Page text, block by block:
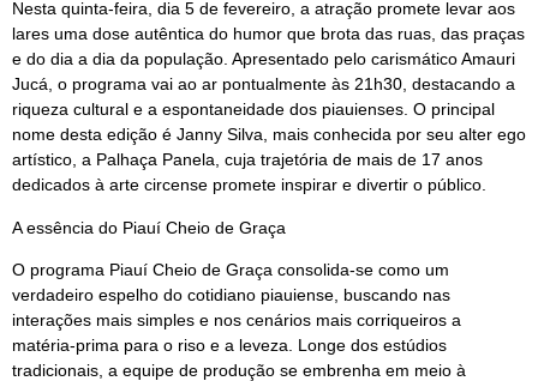
Nesta quinta-feira, dia 5 de fevereiro, a atração promete levar aos
lares uma dose autêntica do humor que brota das ruas, das praças
e do dia a dia da população. Apresentado pelo carismático Amauri
Jucá, o programa vai ao ar pontualmente às 21h30, destacando a
riqueza cultural e a espontaneidade dos piauienses. O principal
nome desta edição é Janny Silva, mais conhecida por seu alter ego
artístico, a Palhaça Panela, cuja trajetória de mais de 17 anos
dedicados à arte circense promete inspirar e divertir o público.
A essência do Piauí Cheio de Graça
O programa Piauí Cheio de Graça consolida-se como um
verdadeiro espelho do cotidiano piauiense, buscando nas
interações mais simples e nos cenários mais corriqueiros a
matéria-prima para o riso e a leveza. Longe dos estúdios
tradicionais, a equipe de produção se embrenha em meio à